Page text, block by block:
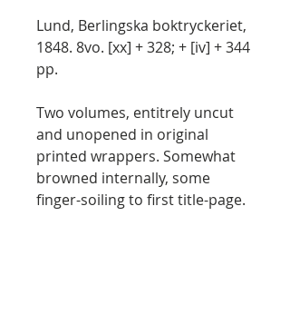
Lund, Berlingska boktryckeriet,
1848. 8vo. [xx] + 328; + [iv] + 344
pp.
Two volumes, entitrely uncut
and unopened in original
printed wrappers. Somewhat
browned internally, some
finger-soiling to first title-page.